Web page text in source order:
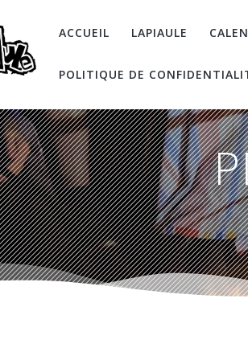
ACCUEIL LAPIAULE
POLITIQUE DE